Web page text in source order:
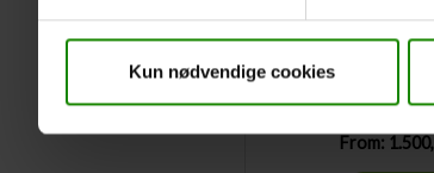
Kun nødvendige cookies
5 day trip
Camping
From: